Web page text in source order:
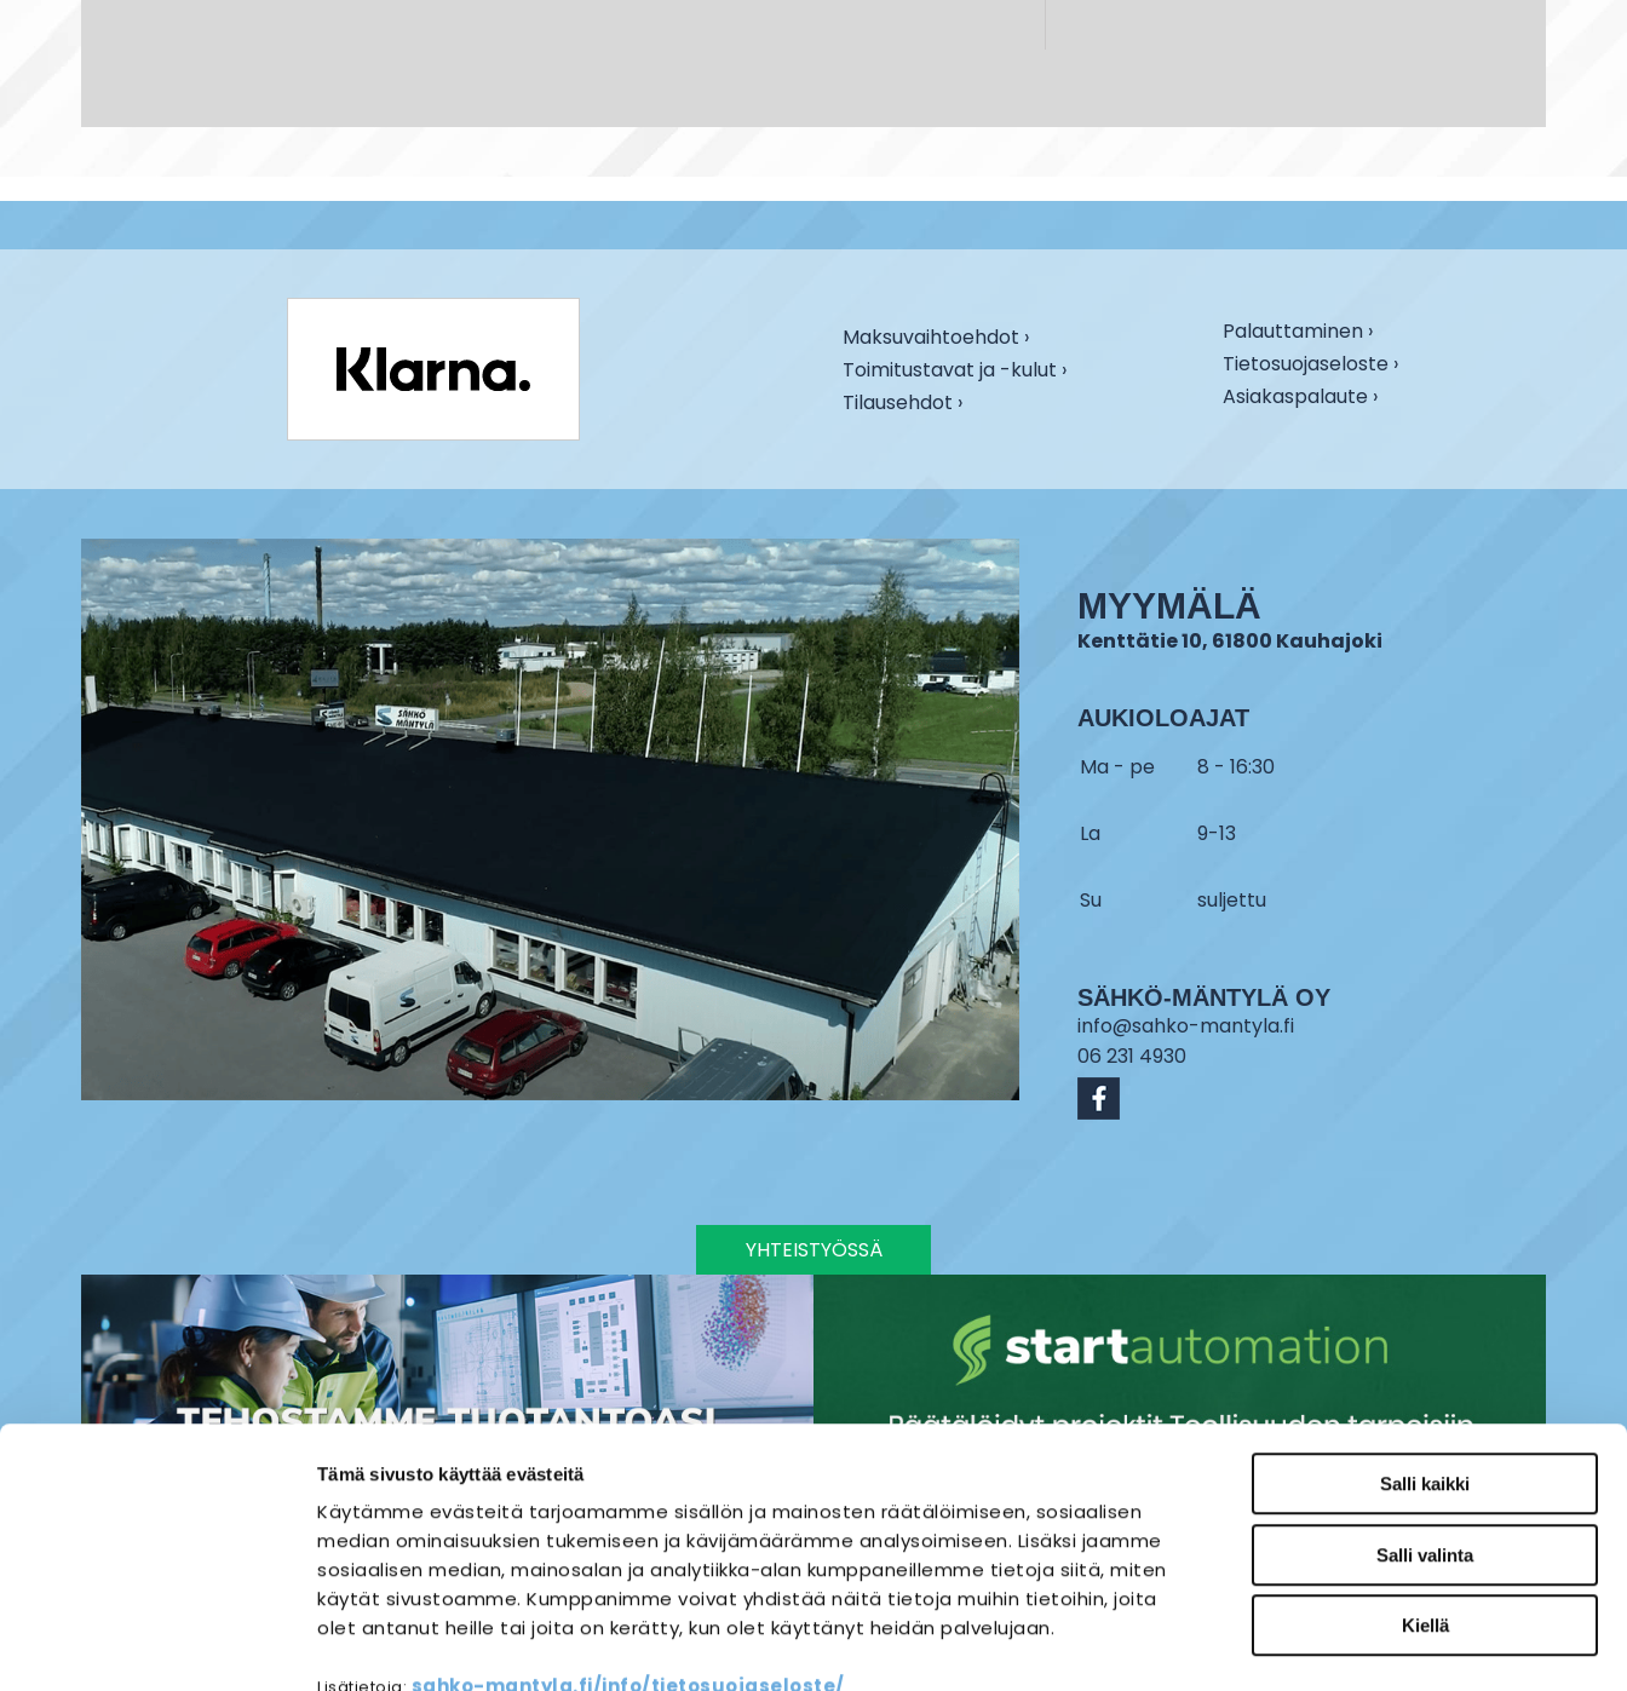
Tämä sivusto käyttää evästeitä
Käytämme evästeitä tarjoamamme sisällön ja mainosten räätälöimiseen, sosiaalisen
median ominaisuuksien tukemiseen ja kävijämäärämme analysoimiseen. Lisäksi jaamme
sosiaalisen median, mainosalan ja analytiikka-alan kumppaneillemme tietoja siitä, miten
käytät sivustoamme. Kumppanimme voivat yhdistää näitä tietoja muihin tietoihin, joita
olet antanut heille tai joita on kerätty, kun olet käyttänyt heidän palvelujaan.
Salli kaikki
Salli valinta
Kiellä
Maksuvaihtoehdot ›
Toimitustavat ja -kulut ›
Tilausehdot ›
Palauttaminen ›
Tietosuojaseloste ›
Asiakaspalaute ›
MYYMÄLÄ
Kenttätie 10, 61800 Kauhajoki
AUKIOLOAJAT
Ma - pe 8 - 16:30
La 9-13
Su suljettu
SÄHKÖ-MÄNTYLÄ OY
info@sahko-mantyla.fi
06 231 4930
YHTEISTYÖSSÄ
SÄHKÖASENNUS SÄHKÖURAKOINTI SÄHKÖSUUNNITTELU VERKKOKAUPPA